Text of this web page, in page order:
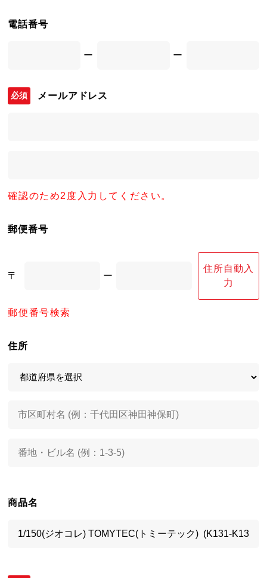
電話番号
ー ー
メールアドレス
確認のため2度入力してください。
郵便番号
〒 ー
住所自動入
力
郵便番号検索
住所
商品名